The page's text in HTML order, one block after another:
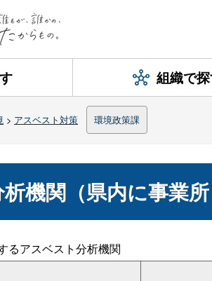
組織で
> アスベスト対策 環境政策課
機関（県内に事業
るアスベスト分析機関